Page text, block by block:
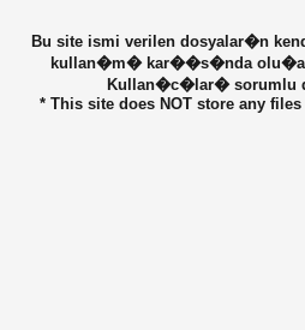
Bu site ismi verilen dosyalar�n
kullan�m� kar��s�nda
Kullan�c�lar� sorumlu
* This site does NOT store any